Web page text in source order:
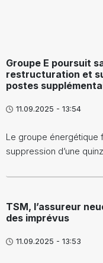
Groupe E poursuit
restructuration et
postes
11.09.2025 - 13:54
Le groupe énergétique
suppression d’une
TSM, l’assureur
des imprévus
11.09.2025 - 13:53